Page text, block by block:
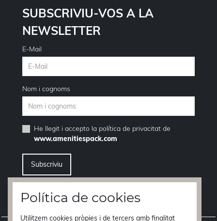
SUBSCRIVIU-VOS A LA
NEWSLETTER
E-Mail
Nom i cognoms
He llegit i accepto la política de privacitatde
www.amenitiespack.com
Vull donar-me de baixa del servei de newsletters
Política de cookies
Utilitzem cookies pròpies i de tercers amb finalitat